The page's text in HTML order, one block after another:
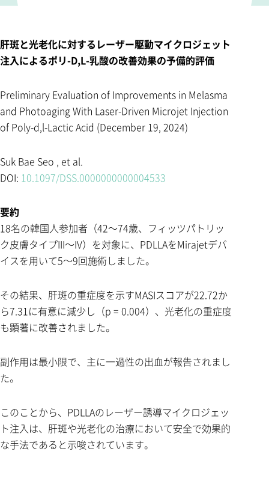
肝斑と光老化に対するレーザー駆動マイクロジェット
注入によるポリ-D,L-乳酸の改善効果の予備的評価
Preliminary Evaluation of Improvements in Melasma
and Photoaging With Laser-Driven Microjet Injection
of Poly-d,l-Lactic Acid (December 19, 2024)
Suk Bae Seo , et al.
DOI: 10.1097/DSS.0000000000004533
要約
18名の韓国人参加者（42～74歳、フィッツパトリッ
ク皮膚タイプIII～IV）を対象に、PDLLAをMirajetデバ
イスを用いて5～9回施術しました。
その結果、肝斑の重症度を示すMASIスコアが22.72か
ら7.31に有意に減少し（p = 0.004）、光老化の重症度
も顕著に改善されました。
副作用は最小限で、主に一過性の出血が報告されまし
た。
このことから、PDLLAのレーザー誘導マイクロジェッ
ト注入は、肝斑や光老化の治療において安全で効果的
な手法であると示唆されています。